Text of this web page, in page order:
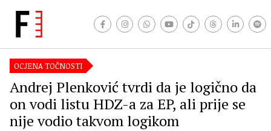
OCJENA TOČNOSTI
Andrej Plenković tvrdi da je logično da
on vodi listu HDZ-a za EP, ali prije se
nije vodio takvom logikom